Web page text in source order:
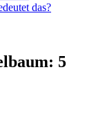
das?
5